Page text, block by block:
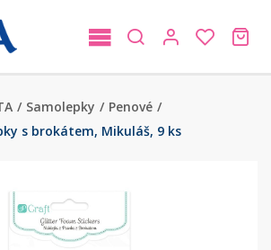
/ Samolepky / Penové /
s brokátem, Mikuláš, 9 ks